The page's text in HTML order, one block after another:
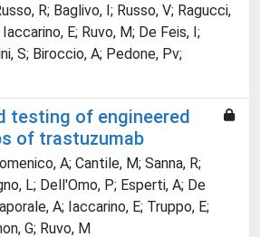
R; Baglivo, I; Russo, V; Ragucci,
E; Ruvo, M; De Feis, I;
S; Biroccio, A; Pedone, Pv;
testing of engineered
of trastuzumab
A; Cantile, M; Sanna, R;
L; Dell'Omo, P; Esperti, A; De
A; Iaccarino, E; Truppo, E;
G; Ruvo, M